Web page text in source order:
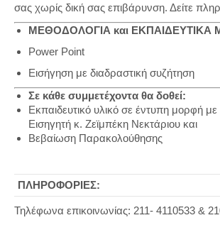
σας χωρίς δική σας επιβάρυνση. Δείτε
ΜΕΘΟΔΟΛΟΓΙΑ και ΕΚΠΑΙΔΕΥΤΙΚΑ
Power Point
Εισήγηση με διαδραστική συζήτηση
Σε κάθε συμμετέχοντα θα δοθεί:
Εκπαιδευτικό υλικό σε έντυπη μορφή με
Εισηγητή κ. Ζεϊμπέκη Νεκτάριου και
Βεβαίωση Παρακολούθησης
ΠΛΗΡΟΦΟΡΙΕΣ:
Τηλέφωνα επικοινωνίας: 211- 4110533 &